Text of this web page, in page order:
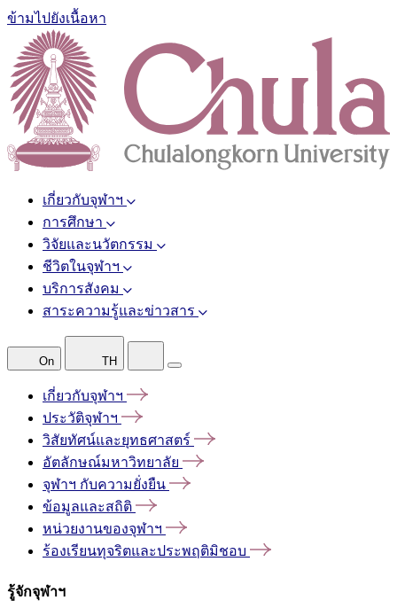
ข้ามไปยังเนื้อหา
เกี่ยวกับจุฬาฯ
การศึกษา
วิจัยและนวัตกรรม
ชีวิตในจุฬาฯ
บริการสังคม
สาระความรู้และข่าวสาร
On TH
เกี่ยวกับจุฬาฯ
ประวัติจุฬาฯ
วิสัยทัศน์และยุทธศาสตร์
อัตลักษณ์มหาวิทยาลัย
จุฬาฯ กับความยั่งยืน
ข้อมูลและสถิติ
หน่วยงานของจุฬาฯ
ร้องเรียนทุจริตและประพฤติมิชอบ
รู้จักจุฬาฯ